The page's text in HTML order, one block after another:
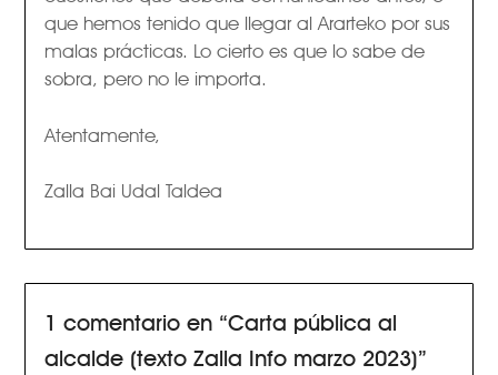
que hemos tenido que llegar al Ararteko por sus
malas prácticas. Lo cierto es que lo sabe de
sobra, pero no le importa.
Atentamente,
Zalla Bai Udal Taldea
1 comentario en “Carta pública al
alcalde (texto Zalla Info marzo 2023) ”